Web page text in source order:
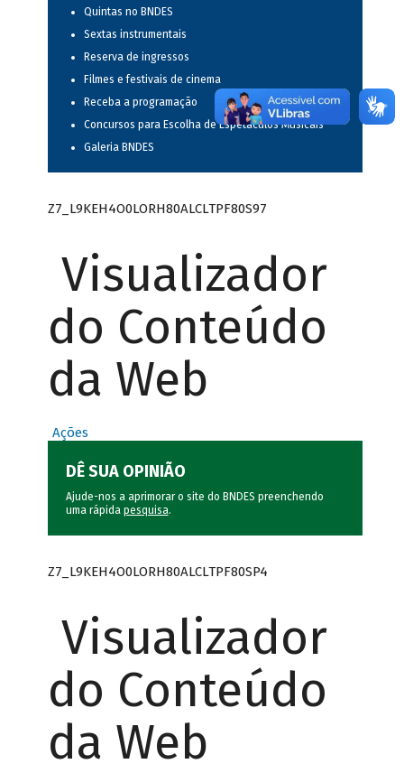
Quintas no BNDES
Sextas instrumentais
Reserva de ingressos
Filmes e festivais de cinema
Receba a programação
Concursos para Escolha de Espetáculos Musicais
Galeria BNDES
Z7_L9KEH4O0LORH80ALCLTPF80S97
Visualizador
do Conteúdo
da Web
Ações
DÊ SUA OPINIÃO
Ajude-nos a aprimorar o site do BNDES preenchendo
uma rápida pesquisa.
Z7_L9KEH4O0LORH80ALCLTPF80SP4
Visualizador
do Conteúdo
da Web